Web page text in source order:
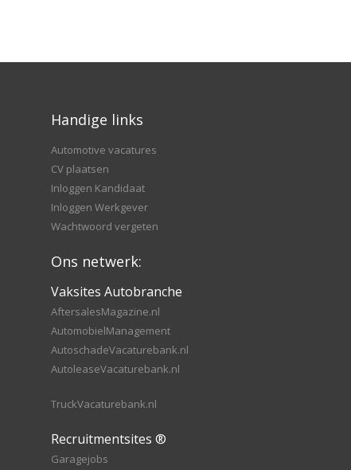
Handige links
Automotive vacatures
CV plaatsen
Inloggen Kandidaat
Inloggen Werkgever
Wachtwoord vergeten
Ons netwerk:
Vaksites Autobranche
AftersalesMagazine.nl
AutomobielManagement
AutoschadeVacaturebank.nl
AutoleaseVacaturebank.nl
TruckVacaturebank.nl
Recruitmentsites ®
Garagejobs